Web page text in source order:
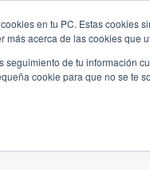
en tu PC. Estas cookies
más acerca de las cookies que
seguimiento de tu información
cookie para que no se te